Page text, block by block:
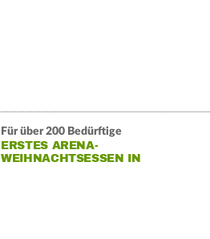
Für über 200 Bedürftige
ERSTES ARENA-
WEIHNACHTSESSEN IN